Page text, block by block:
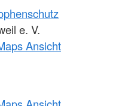
e. V.
Ansicht